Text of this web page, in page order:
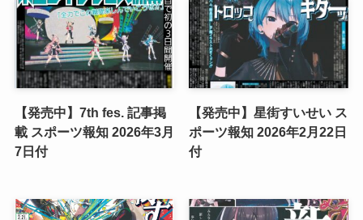
【発売中】7th fes. 記事掲
載 スポーツ報知 2026年3月
7日付
【発売中】星街すいせい ス
ポーツ報知 2026年2月22日
付